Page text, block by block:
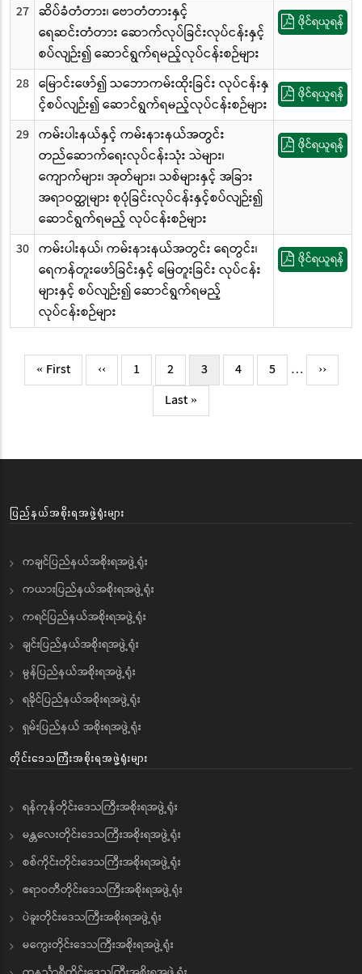
27 ဆိပ်ခံတံတား၊ ဗောတံတားနှင့်
ရေဆင်းတံတား ဆောက်လုပ်ခြင်းလုပ်ငန်းနှင့်
စပ်လျဉ်း၍ ဆောင်ရွက်ရမည့်လုပ်ငန်းစဉ်များ
ဖိုင်ရယူရန်
28 မြောင်းဖော်၍ သဘောကမ်းထိုးခြင်း လုပ်ငန်းနှ
င့်စပ်လျဉ်း၍ ဆောင်ရွက်ရမည့်လုပ်ငန်းစဉ်များ
ဖိုင်ရယူရန်
29 ကမ်းပါးနယ်နှင့် ကမ်းနားနယ်အတွင်း
တည်ဆောက်ရေးလုပ်ငန်းသုံး သဲများ၊
ကျောက်များ၊ အုတ်များ၊ သစ်များနှင့် အခြား
အရာဝတ္ထုများ စုပုံခြင်းလုပ်ငန်းနှင့်စပ်လျဉ်း၍
ဆောင်ရွက်ရမည့် လုပ်ငန်းစဉ်များ
ဖိုင်ရယူရန်
30 ကမ်းပါးနယ်၊ ကမ်းနားနယ်အတွင်း ရေတွင်း၊
ရေကန်တူးဖော်ခြင်းနှင့် မြေတူးခြင်း လုပ်ငန်း
များနှင့် စပ်လျဉ်း၍ ဆောင်ရွက်ရမည့်
လုပ်ငန်းစဉ်များ
ဖိုင်ရယူရန်
Pagination
First
page
« First
Previous
page
‹‹ Page
1 Page
2
လက်ရှိ
စာမျက်နှာ
3 Page
4 Page
5 …
Next
page
››
Last
page
Last »
ပြည်နယ်အစိုးရအဖွဲ့ရုံးများ
ကချင်ပြည်နယ်အစိုးရအဖွဲ့ရုံး
ကယားပြည်နယ်အစိုးရအဖွဲ့ရုံး
ကရင်ပြည်နယ်အစိုးရအဖွဲ့ရုံး
ချင်းပြည်နယ်အစိုးရအဖွဲ့ရုံး
မွန်ပြည်နယ်အစိုးရအဖွဲ့ရုံး
ရခိုင်ပြည်နယ်အစိုးရအဖွဲ့ရုံး
ရှမ်းပြည်နယ် အစိုးရအဖွဲ့ရုံး
တိုင်းဒေသကြီးအစိုးရအဖွဲ့ရုံးများ
ရန်ကုန်တိုင်းဒေသကြီးအစိုးရအဖွဲ့ရုံး
မန္တလေးတိုင်းဒေသကြီးအစိုးရအဖွဲ့ရုံး
စစ်ကိုင်းတိုင်းဒေသကြီးအစိုးရအဖွဲ့ရုံး
ဧရာဝတီတိုင်းဒေသကြီးအစိုးရအဖွဲ့ရုံး
ပဲခူးတိုင်းဒေသကြီးအစိုးရအဖွဲ့ရုံး
မကွေးတိုင်းဒေသကြီးအစိုးရအဖွဲ့ရုံး